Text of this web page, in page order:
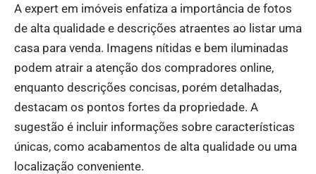
A expert em imóveis enfatiza a importância de fotos
de alta qualidade e descrições atraentes ao listar uma
casa para venda. Imagens nítidas e bem iluminadas
podem atrair a atenção dos compradores online,
enquanto descrições concisas, porém detalhadas,
destacam os pontos fortes da propriedade. A
sugestão é incluir informações sobre características
únicas, como acabamentos de alta qualidade ou uma
localização conveniente.